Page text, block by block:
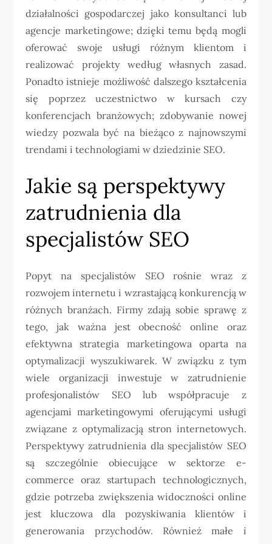
działalności gospodarczej jako konsultanci lub
agencje marketingowe; dzięki temu będą mogli
oferować swoje usługi różnym klientom i
realizować projekty według własnych zasad.
Ponadto istnieje możliwość dalszego kształcenia
się poprzez uczestnictwo w kursach czy
konferencjach branżowych; zdobywanie nowej
wiedzy pozwala być na bieżąco z najnowszymi
trendami i technologiami w dziedzinie SEO.
Jakie są perspektywy
zatrudnienia dla
specjalistów SEO
Popyt na specjalistów SEO rośnie wraz z
rozwojem internetu i wzrastającą konkurencją w
różnych branżach. Firmy zdają sobie sprawę z
tego, jak ważna jest obecność online oraz
efektywna strategia marketingowa oparta na
optymalizacji wyszukiwarek. W związku z tym
wiele organizacji inwestuje w zatrudnienie
profesjonalistów SEO lub współpracuje z
agencjami marketingowymi oferującymi usługi
związane z optymalizacją stron internetowych.
Perspektywy zatrudnienia dla specjalistów SEO
są szczególnie obiecujące w sektorze e-
commerce oraz startupach technologicznych,
gdzie potrzeba zwiększenia widoczności online
jest kluczowa dla pozyskiwania klientów i
generowania przychodów. Również małe i